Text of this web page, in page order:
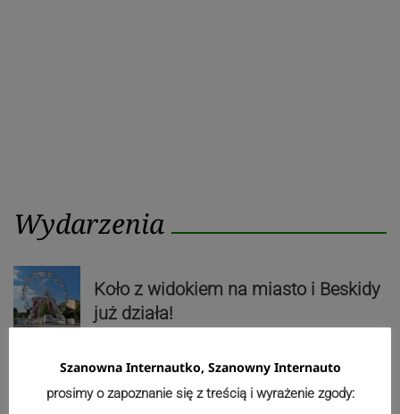
Wydarzenia
Koło z widokiem na miasto i Beskidy
już działa!
Uwaga, wypoczywający nad Sołą!
Szanowna Internautko, Szanowny Internauto
prosimy o zapoznanie się z treścią i wyrażenie zgody: